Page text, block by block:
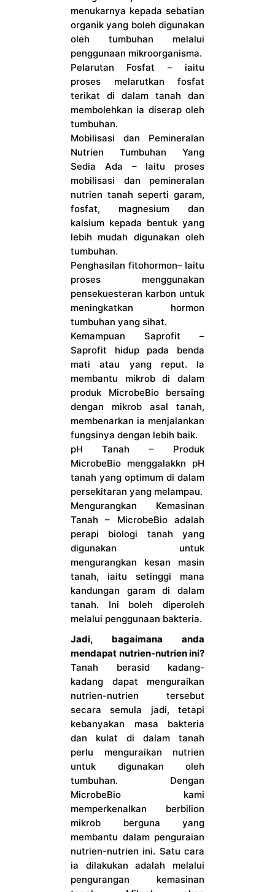
menukarnya kepada sebatian
organik yang boleh digunakan
oleh tumbuhan melalui
penggunaan mikroorganisma.
Pelarutan Fosfat – iaitu
proses melarutkan fosfat
terikat di dalam tanah dan
membolehkan ia diserap oleh
tumbuhan.
Mobilisasi dan Pemineralan
Nutrien Tumbuhan Yang
Sedia Ada – Iaitu proses
mobilisasi dan pemineralan
nutrien tanah seperti garam,
fosfat, magnesium dan
kalsium kepada bentuk yang
lebih mudah digunakan oleh
tumbuhan.
Penghasilan fitohormon– Iaitu
proses menggunakan
pensekuesteran karbon untuk
meningkatkan hormon
tumbuhan yang sihat.
Kemampuan Saprofit –
Saprofit hidup pada benda
mati atau yang reput. Ia
membantu mikrob di dalam
produk MicrobeBio bersaing
dengan mikrob asal tanah,
membenarkan ia menjalankan
fungsinya dengan lebih baik.
pH Tanah – Produk
MicrobeBio menggalakkn pH
tanah yang optimum di dalam
persekitaran yang melampau.
Mengurangkan Kemasinan
Tanah – MicrobeBio adalah
perapi biologi tanah yang
digunakan untuk
mengurangkan kesan masin
tanah, iaitu setinggi mana
kandungan garam di dalam
tanah. Ini boleh diperoleh
melalui penggunaan bakteria.
Jadi, bagaimana anda
mendapat nutrien-nutrien ini?
Tanah berasid kadang-
kadang dapat menguraikan
nutrien-nutrien tersebut
secara semula jadi, tetapi
kebanyakan masa bakteria
dan kulat di dalam tanah
perlu menguraikan nutrien
untuk digunakan oleh
tumbuhan. Dengan
MicrobeBio kami
memperkenalkan berbilion
mikrob berguna yang
membantu dalam penguraian
nutrien-nutrien ini. Satu cara
ia dilakukan adalah melalui
pengurangan kemasinan